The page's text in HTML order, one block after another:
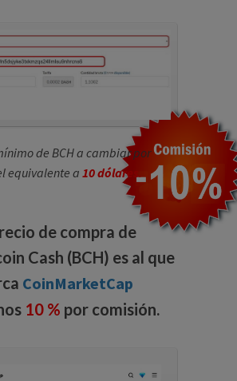
de BCH a cambiar por
equivalente a 10 dólares.
de compra de
Cash (BCH) es al que
CoinMarketCap
10 % por comisión.